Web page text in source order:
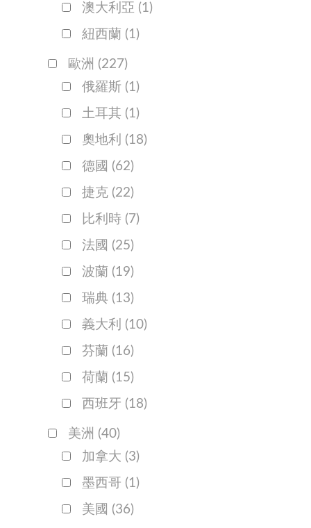
澳大利亞 (1)
紐西蘭 (1)
歐洲 (227)
俄羅斯 (1)
土耳其 (1)
奧地利 (18)
德國 (62)
捷克 (22)
比利時 (7)
法國 (25)
波蘭 (19)
瑞典 (13)
義大利 (10)
芬蘭 (16)
荷蘭 (15)
西班牙 (18)
美洲 (40)
加拿大 (3)
墨西哥 (1)
美國 (36)